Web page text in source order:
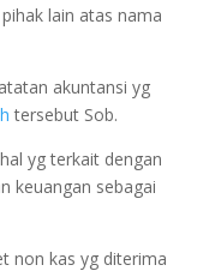
lain atas nama
akuntansi yg
tersebut Sob.
yg terkait dengan
keuangan sebagai
non kas yg diterima